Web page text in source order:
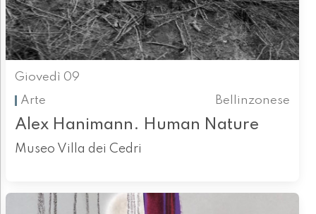
Giovedì 09
Arte
Bellinzonese
Alex Hanimann. Human Nature
Museo Villa dei Cedri